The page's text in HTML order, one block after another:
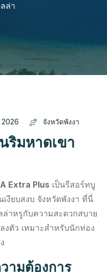
ล่า
จังหวัดพังงา
ริมหาดเขา
Extra Plus เป็นรีสอร์ทบู
งียบสงบ จังหวัดพังงา ที่นี่
าหรูกับความสะดวกสบาย
งตัว เหมาะสำหรับนักท่อง
ามต้องการ